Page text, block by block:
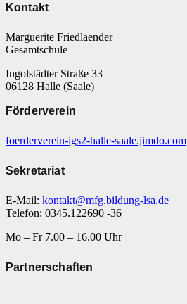
Kontakt
Marguerite Friedlaender
Gesamtschule
Ingolstädter Straße 33
06128 Halle (Saale)
Förderverein
foerderverein-igs2-halle-saale.jimdo.com
Sekretariat
E-Mail: kontakt@mfg.bildung-lsa.de
Telefon: 0345.122690 -36
Mo – Fr 7.00 – 16.00 Uhr
Partnerschaften